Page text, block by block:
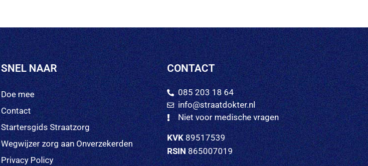
SNEL NAAR
Doe mee
Contact
Startersgids Straatzorg
Wegwijzer zorg aan Onverzekerden
Privacy Policy
CONTACT
085 203 18 64
info@straatdokter.nl
Niet voor medische vragen
KVK89517539
RSIN865007019